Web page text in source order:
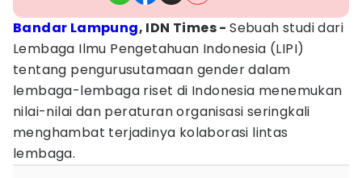
Bandar Lampung, IDN Times -Sebuah studi dari
Lembaga Ilmu Pengetahuan Indonesia (LIPI)
tentang pengurusutamaan gender dalam
lembaga-lembaga riset di Indonesia menemukan
nilai-nilai dan peraturan organisasi seringkali
menghambat terjadinya kolaborasi lintas
lembaga.